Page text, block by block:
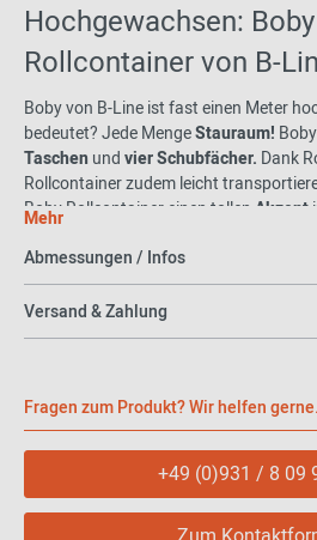
Hochgewachsen:
Rollcontainer von B-
Boby von B-Line ist fast einen Meter
bedeutet? Jede MengeStauraum!
Taschenundvier Schubfächer. Dank
Rollcontainer zudem leicht
Boby Rollcontainer einen tollen Akzent
Das Design
Dass der Rollcontainer ein
wurde von einerDesignlegende
hat sofort nach seinem Erscheinen
SMAU Award.Darüber hinaus ist Boby
Museum of Modern Art
Triennale Designmuseumin Mailand.
Mehr
Abmessungen / Infos
Versand & Zahlung
Fragen zum Produkt? Wir helfen gerne.
+49 (0)931 / 8 09